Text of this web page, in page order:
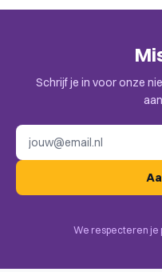
Complexiteit
Categories
BoardGameGeek
plaatsen. Check de
Schrijf je in voor onze
We respecteren je